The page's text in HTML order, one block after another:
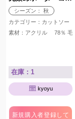
シーズン： 秋
カテゴリー：カットソー
素材：アクリル
在庫：1
kyoyu
新規購入者登録して